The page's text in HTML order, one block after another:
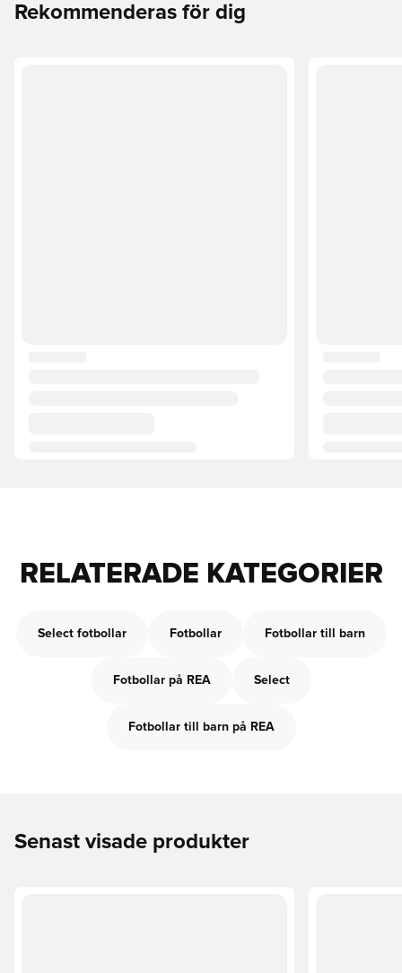
Rekommenderas för dig
RELATERADE KATEGORIER
Select fotbollar Fotbollar Fotbollar till barn
Fotbollar på REA Select
Fotbollar till barn på REA
Senast visade produkter